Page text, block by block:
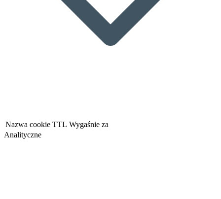
Nazwa cookie TTL Wygaśnie za
Analityczne